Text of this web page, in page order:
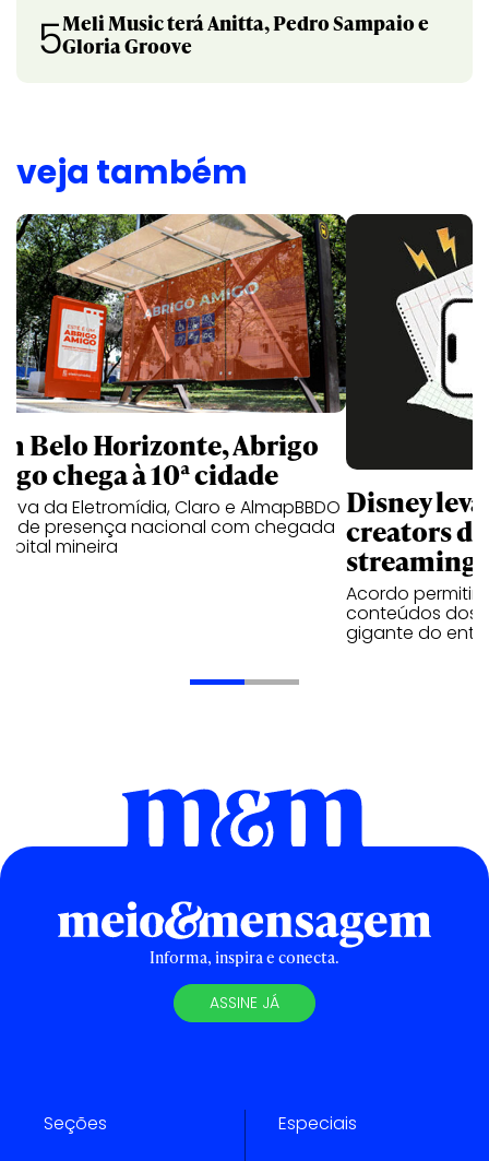
5Meli Music terá Anitta, Pedro Sampaio e
Gloria Groove
veja também
Belo Horizonte, Abrigo
chega à 10ª cidade
da Eletromídia, Claro e AlmapBBDO
presença nacional com chegada
mineira
Disney
creators
streaming
Acordo
conteúdos dos
gigante do
Informa, inspira e conecta.
ASSINE JÁ
Seções Especiais